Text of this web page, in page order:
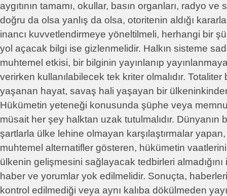
aygıtının tamamı, okullar, basın organları, radyo
doğru da olsa yanlış da olsa, otoritenin aldığı
inancı kuvvetlendirmeye yöneltilmeli, herhangi bir
yol açacak bilgi ise gizlenmelidir. Halkın sisteme
muhtemel etkisi, bir bilginin yayınlanıp
verirken kullanılabilecek tek kriter olmalıdır.
yaşanan hayat, savaş hali yaşayan bir
Hükümetin yeteneği konusunda şüphe veya
müsait her şey halktan uzak tutulmalıdır. Dünyanın
şartlarla ülke lehine olmayan karşılaştırmalar
muhtemel alternatifler gösteren, hükümetin vaatlerini
ülkenin gelişmesini sağlayacak tedbirleri
haber ve yorumlar yok edilmelidir. Sonuçta,
kontrol edilmediği veya aynı kalıba dökülmeden